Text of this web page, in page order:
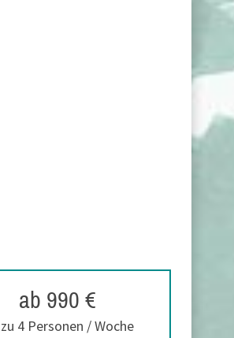
ab 990 €
4 Personen / Woche